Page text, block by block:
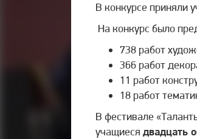
В конкурсе приняли
На конкурс было
738 работ
366 работ
11 работ
18 работ
В фестивале
учащиеся двадцать